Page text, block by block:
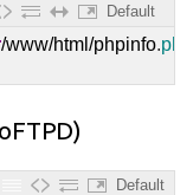
Default
/www/html /phpinfo.php
Default